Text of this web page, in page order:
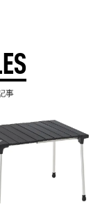
事